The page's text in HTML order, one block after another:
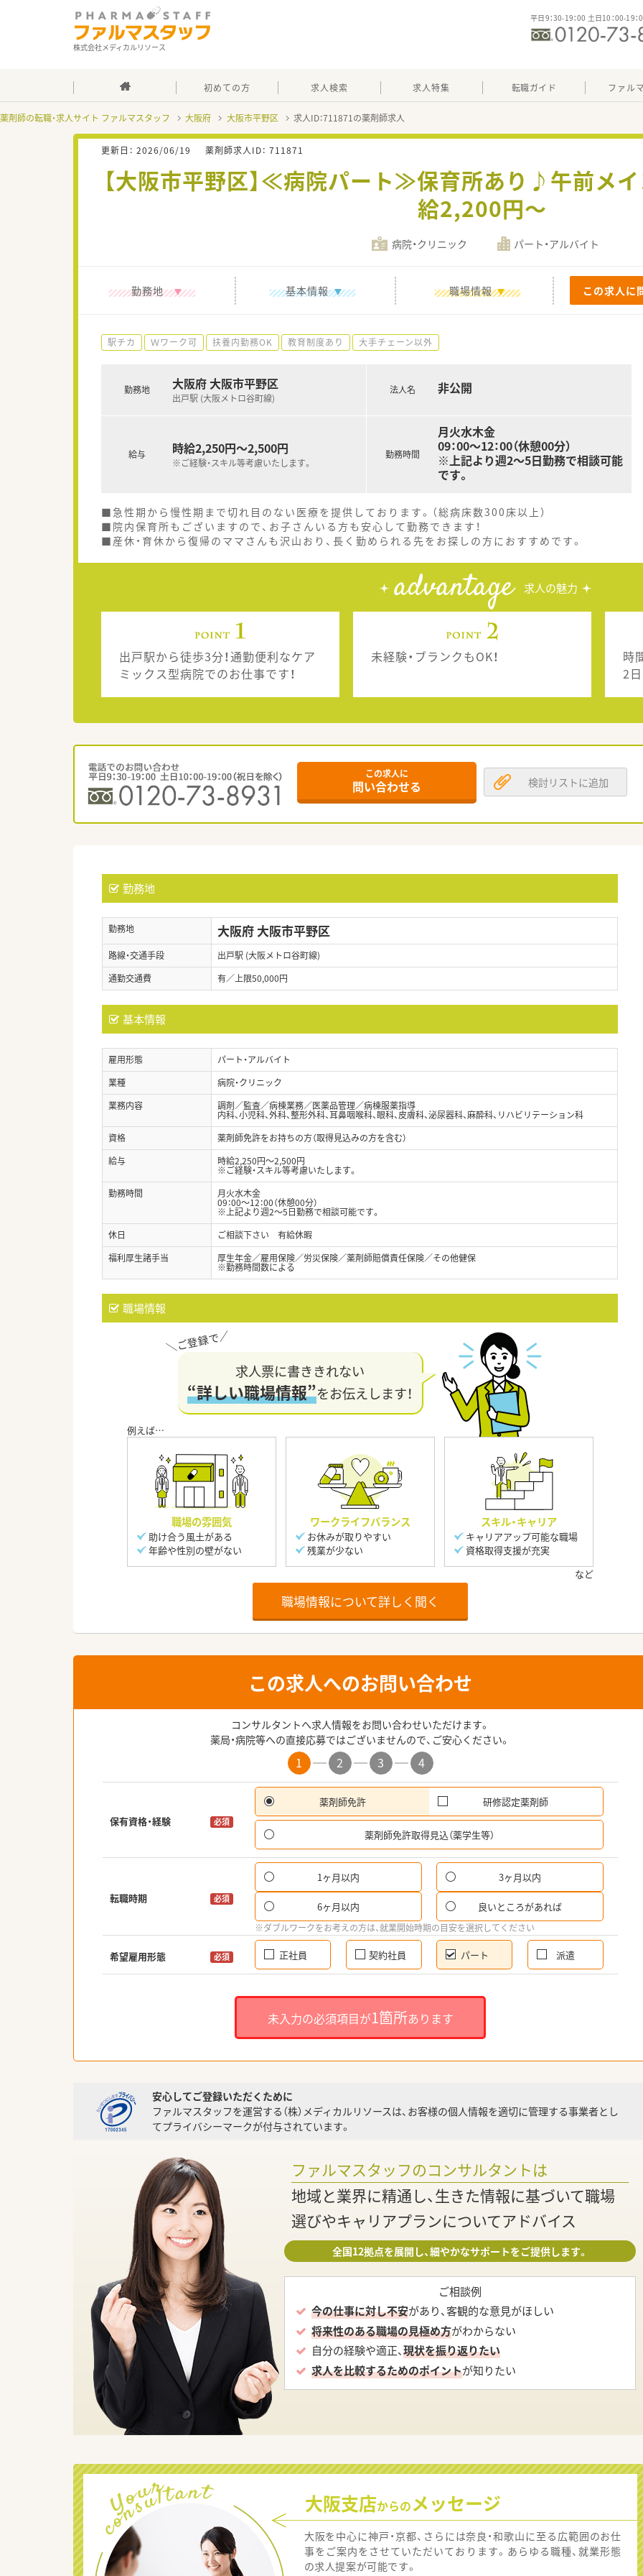
株式会社メディカルリソース
平日9：30-19：00 土日10：00-19：
初めての方 求人検索 求人特集 転職ガイド ファル
薬剤師の転職・求人サイト ファルマスタッフ 大阪府 大阪市平野区 求人ID：711871の薬剤師求人
更新日： 2026/06/19 薬剤師求人ID： 711871
【大阪市平野区】≪病院パート≫保育所あり♪午前メイ
給2,200円～
病院・クリニック パート・アルバイト
勤務地 基本情報 職場情報 この求人に
駅チカ Ｗワーク可 扶養内勤務OK 教育制度あり 大手チェーン以外
勤務地 大阪府 大阪市平野区
出戸駅 (大阪メトロ谷町線)
給与 時給2,250円～2,500円
※ご経験・スキル等考慮いたします。
法人名 非公開
勤務時間
月火水木金
09：00～12：00（休憩00分）
※上記より週2～5日勤務で相談可能
です。
■急性期から慢性期まで切れ目のない医療を提供しております。（総病床数300床以上）
■院内保育所もございますので、お子さんいる方も安心して勤務できます！
■産休・育休から復帰のママさんも沢山おり、長く勤められる先をお探しの方におすすめです。
advantage 求人の魅力
出戸駅から徒歩3分！通勤便利なケア
ミックス型病院でのお仕事です！
未経験・ブランクもOK！
時
2
この求人に
問い合わせる 検討リストに追加
勤務地
勤務地 大阪府 大阪市平野区
路線・交通手段
出戸駅 (大阪メトロ谷町線)
通勤交通費
有／上限50,000円
基本情報
雇用形態
パート・アルバイト
業種
病院・クリニック
業務内容
調剤／監査／病棟業務／医薬品管理／病棟服薬指導
内科、小児科、外科、整形外科、耳鼻咽喉科、眼科、皮膚科、泌尿器科、麻酔科、リハビリテーション科
資格
薬剤師免許をお持ちの方（取得見込みの方を含む）
給与
時給2,250円～2,500円
※ご経験・スキル等考慮いたします。
勤務時間
月火水木金
09：00～12：00（休憩00分）
※上記より週2～5日勤務で相談可能です。
休日
ご相談下さい 有給休暇
福利厚生諸手当
厚生年金／雇用保険／労災保険／薬剤師賠償責任保険／その他健保
※勤務時間数による
職場情報
求人票に書ききれない
“詳しい職場情報”をお伝えします！
職場の雰囲気
助け合う風土がある
年齢や性別の壁がない
ワークライフバランス
お休みが取りやすい
残業が少ない
スキル・キャリア
キャリアアップ可能な職場
資格取得支援が充実
職場情報について詳しく聞く
この求人へのお問い合わせ
コンサルタントへ求人情報をお問い合わせいただけます。
薬局・病院等への直接応募ではございませんので、ご安心ください。
1 2 3 4
保有資格・経験 必須
薬剤師免許 研修認定薬剤師
薬剤師免許取得見込（薬学生等）
転職時期 必須
1ヶ月以内 3ヶ月以内
6ヶ月以内 良いところがあれば
※ダブルワークをお考えの方は、就業開始時期の目安を選択してください
希望雇用形態 必須 正社員 契約社員 パート 派遣
未入力の必須項目が1箇所あります
安心してご登録いただくために
ファルマスタッフを運営する（株）メディカルリソースは、お客様の個人情報を適切に管理する事業者とし
てプライバシーマークが付与されています。
ファルマスタッフのコンサルタントは
地域と業界に精通し、生きた情報に基づいて職場
選びやキャリアプランについてアドバイス
全国12拠点を展開し、細やかなサポートをご提供します。
ご相談例
今の仕事に対し不安があり、客観的な意見がほしい
将来性のある職場の見極め方がわからない
自分の経験や適正、現状を振り返りたい
求人を比較するためのポイントが知りたい
大阪支店からのメッセージ
大阪を中心に神戸・京都、さらには奈良・和歌山に至る広範囲のお仕
事をご案内をさせていただいております。あらゆる職種、就業形態
の求人提案が可能です。